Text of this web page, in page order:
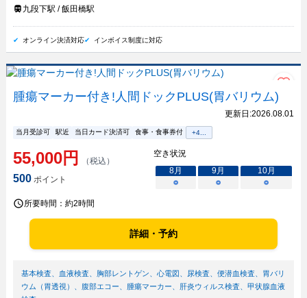
九段下駅 / 飯田橋駅
オンライン決済対応 インボイス制度に対応
腫瘍マーカー付き!人間ドックPLUS(胃バリウム)
更新日:2026.08.01
当月受診可 駅近 当日カード決済可 食事・食事券付 +4...
55,000円 （税込）
500ポイント
空き状況
8月 9月 10月
○
○ ○
所要時間： 約2時間
詳細・予約
基本検査、 血液検査、 胸部レントゲン 心電図 尿検査、 便潜血検査、 胃バリ
ウム（胃透視）
腹部エコー 腫瘍マーカー 肝炎ウィルス検査、 甲状腺血液